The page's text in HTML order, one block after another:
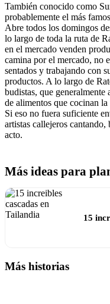
También conocido como
probablemente el más
Abre todos los domingos
lo largo de toda la ruta de
en el mercado venden
camina por el mercado, no
sentados y trabajando con
productos. A lo largo de
budistas, que generalmente
de alimentos que cocinan
Si eso no fuera suficiente
artistas callejeros
acto.
Más ideas para
15
Más historias